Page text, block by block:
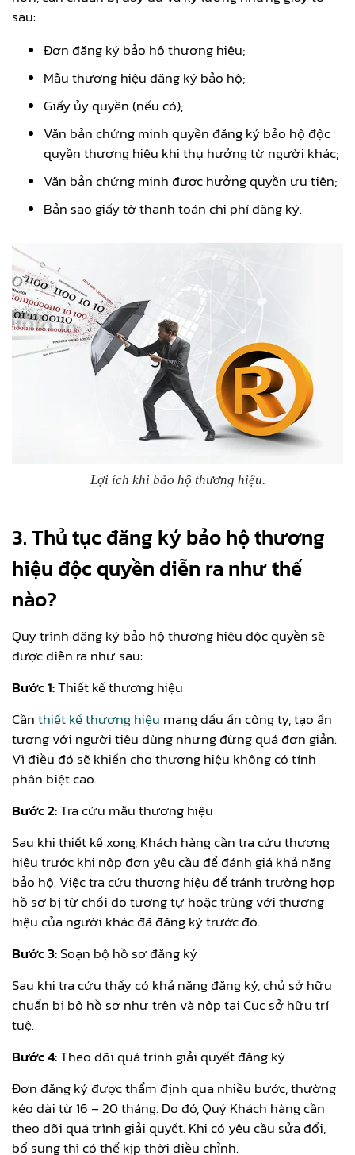
sau:
Đơn đăng ký bảo hộ thương hiệu;
Mẫu thương hiệu đăng ký bảo hộ;
Giấy ủy quyền (nếu có);
Văn bản chứng minh quyền đăng ký bảo hộ độc
quyền thương hiệu khi thụ hưởng từ người khác;
Văn bản chứng minh được hưởng quyền ưu tiên;
Bản sao giấy tờ thanh toán chi phí đăng ký.
Lợi ích khi bảo hộ thương hiệu.
3. Thủ tục đăng ký bảo hộ thương
hiệu độc quyền diễn ra như thế
nào?
Quy trình đăng ký bảo hộ thương hiệu độc quyền sẽ
được diễn ra như sau:
Bước 1:Thiết kế thương hiệu
Cầnthiết kế thương hiệu mang dấu ấn công ty, tạo ấn
tượng với người tiêu dùng nhưng đừng quá đơn giản.
Vì điều đó sẽ khiến cho thương hiệu không có tính
phân biệt cao.
Bước 2:Tra cứu mẫu thương hiệu
Sau khi thiết kế xong, Khách hàng cần tra cứu thương
hiệu trước khi nộp đơn yêu cầu để đánh giá khả năng
bảo hộ. Việc tra cứu thương hiệu để tránh trường hợp
hồ sơ bị từ chối do tương tự hoặc trùng với thương
hiệu của người khác đã đăng ký trước đó.
Bước 3:Soạn bộ hồ sơ đăng ký
Sau khi tra cứu thấy có khả năng đăng ký, chủ sở hữu
chuẩn bị bộ hồ sơ như trên và nộp tại Cục sở hữu trí
tuệ.
Bước 4:Theo dõi quá trình giải quyết đăng ký
Đơn đăng ký được thẩm định qua nhiều bước, thường
kéo dài từ 16 – 20 tháng. Do đó, Quý Khách hàng cần
theo dõi quá trình giải quyết. Khi có yêu cầu sửa đổi,
bổ sung thì có thể kịp thời điều chỉnh.